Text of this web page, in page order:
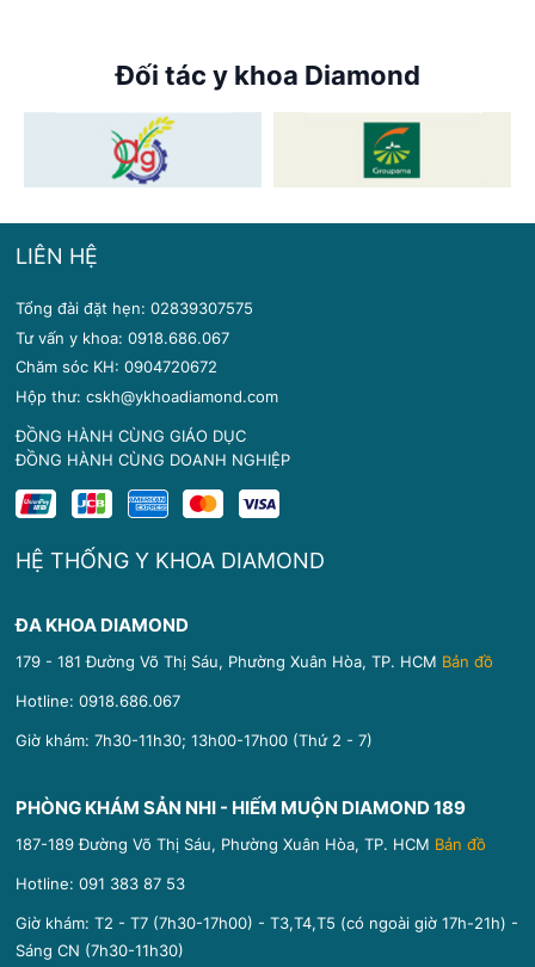
Đối tác y khoa Diamond
LIÊN HỆ
Tổng đài đặt hẹn: 02839307575
Tư vấn y khoa: 0918.686.067
Chăm sóc KH: 0904720672
Hộp thư: cskh@ykhoadiamond.com
ĐỒNG HÀNH CÙNG GIÁO DỤC
ĐỒNG HÀNH CÙNG DOANH NGHIỆP
HỆ THỐNG Y KHOA DIAMOND
ĐA KHOA DIAMOND
179 - 181 Đường Võ Thị Sáu, Phường Xuân Hòa, TP. HCM Bản đồ
Hotline:0918.686.067
Giờ khám: 7h30-11h30; 13h00-17h00 (Thứ 2 - 7)
PHÒNG KHÁM SẢN NHI - HIẾM MUỘN DIAMOND 189
187-189 Đường Võ Thị Sáu, Phường Xuân Hòa, TP. HCM Bản đồ
Hotline:091 383 87 53
Giờ khám: T2 - T7 (7h30-17h00) - T3,T4,T5 (có ngoài giờ 17h-21h) -
Sáng CN (7h30-11h30)